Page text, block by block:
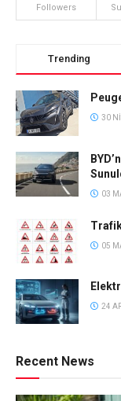
Followers
Trending
30
03
05
24
Recent News